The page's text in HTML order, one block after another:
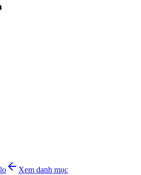
Xem danh mục